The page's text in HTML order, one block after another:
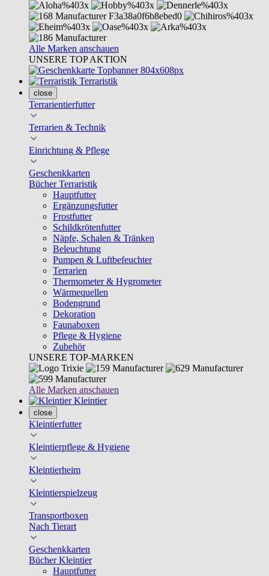
Alle Marken anschauen
UNSERE TOP AKTION
Terraristik
close
Terrarientierfutter
Terrarien & Technik
Einrichtung & Pflege
Geschenkkarten
Bücher Terraristik
Hauptfutter
Ergänzungsfutter
Frostfutter
Schildkrötenfutter
Näpfe, Schalen & Tränken
Beleuchtung
Pumpen & Luftbefeuchter
Terrarien
Thermometer & Hygrometer
Wärmequellen
Bodengrund
Dekoration
Faunaboxen
Pflege & Hygiene
Zubehör
UNSERE TOP-MARKEN
Alle Marken anschauen
Kleintier
close
Kleintierfutter
Kleintierpflege & Hygiene
Kleintierheim
Kleintierspielzeug
Transportboxen
Nach Tierart
Geschenkkarten
Bücher Kleintier
Hauptfutter